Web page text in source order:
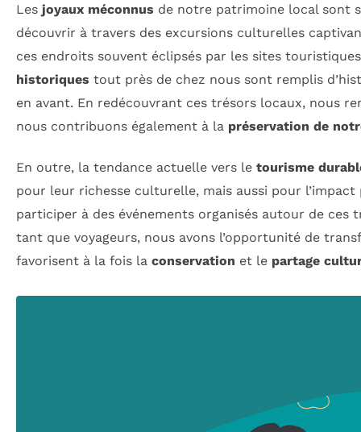
Les joyaux méconnus de notre patrimoine local sont
découvrir à travers des excursions culturelles
ces endroits souvent éclipsés par les sites
historiques tout près de chez nous sont remplis
en avant. En redécouvrant ces trésors locaux, nous
nous contribuons également à la préservation de
En outre, la tendance actuelle vers le tourisme
pour leur richesse culturelle, mais aussi pour
participer à des événements organisés autour de ces
tant que voyageurs, nous avons l’opportunité de
favorisent à la fois la conservation et le partage